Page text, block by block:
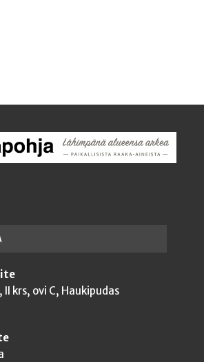
II krs, ovi C, Haukipudas